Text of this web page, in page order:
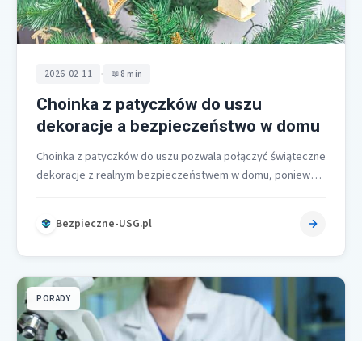
2026-02-11 • 8 min
Choinka z patyczków do uszu
dekoracje a bezpieczeństwo w domu
Choinka z patyczków do uszu pozwala połączyć świąteczne
dekoracje z realnym bezpieczeństwem w domu, ponieważ
Bezpieczne-USG.pl
PORADY